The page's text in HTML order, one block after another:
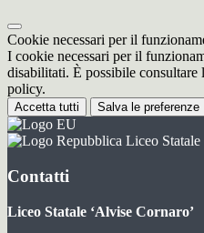
Cookie necessari per il
I cookie necessari per il
disabilitati. È possibile
policy.
Accetta tutti Salva le preferenze
Liceo Statale
Contatti
Liceo Statale ‘Alvise Cornaro’